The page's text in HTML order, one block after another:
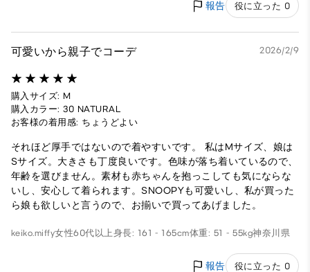
報告 役に立った 0
可愛いから親子でコーデ 2026/2/9
購入サイズ: M
購入カラー: 30 NATURAL
お客様の着用感: ちょうどよい
それほど厚手ではないので着やすいです。 私はMサイズ、娘は
Sサイズ。大きさも丁度良いです。色味が落ち着いているので、
年齢を選びません。素材も赤ちゃんを抱っこしても気にならな
いし、安心して着られます。SNOOPYも可愛いし、私が買った
ら娘も欲しいと言うので、お揃いで買ってあげました。
keiko.miffy女性60代以上身長: 161 - 165cm体重: 51 - 55kg神奈川県
報告 役に立った 0